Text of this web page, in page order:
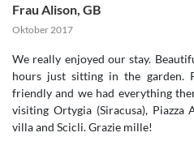
Frau Alison GB
Oktober 2017
We really enjoyed our stay.
hours just sitting in the garden.
friendly and we had everything
visiting Ortygia (Siracusa), Piazza
villa and Scicli. Grazie mille!